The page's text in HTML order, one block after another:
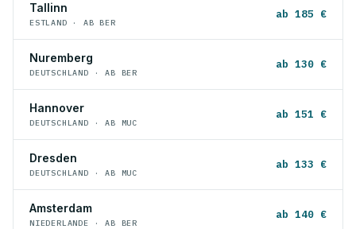
Tallinn
ESTLAND · AB BER
ab 185 €
Nuremberg
DEUTSCHLAND · AB BER
ab 130 €
Hannover
DEUTSCHLAND · AB MUC
ab 151 €
Dresden
DEUTSCHLAND · AB MUC
ab 133 €
Amsterdam
NIEDERLANDE · AB BER
ab 140 €